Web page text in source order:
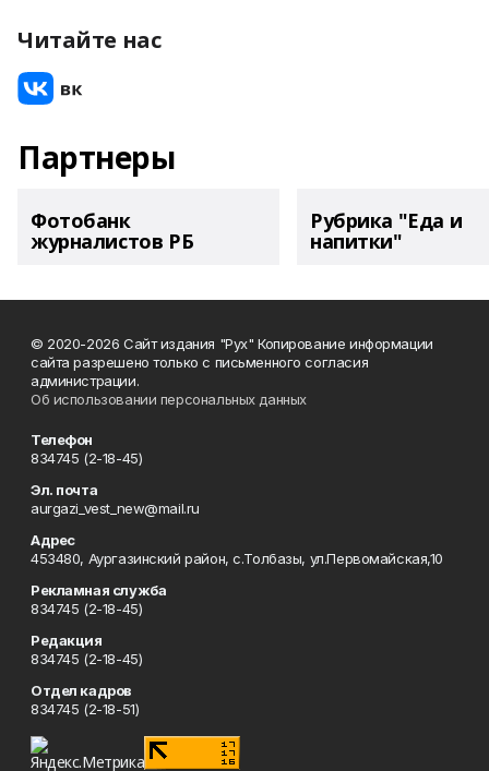
Читайте нас
Партнеры
Фотобанк
журналистов РБ
Рубрика "Еда и
напитки"
© 2020-2026 Сайт издания "Рух" Копирование информации
сайта разрешено только с письменного согласия
администрации.
Об использовании персональных данных
Телефон
834745 (2-18-45)
Эл. почта
aurgazi_vest_new@mail.ru
Адрес
453480, Аургазинский район, с.Толбазы, ул.Первомайская,10
Рекламная служба
834745 (2-18-45)
Редакция
834745 (2-18-45)
Отдел кадров
834745 (2-18-51)